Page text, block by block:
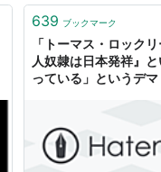
639 ブックマーク
「トーマス・ロック
人奴隷は日本発祥』
っている」というデ